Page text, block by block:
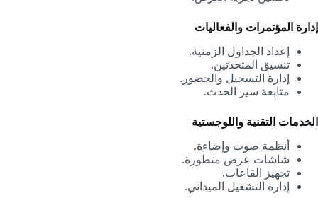
إدارة المؤتمرات والفعاليات
إعداد الجداول الزمنية.
تنسيق المتحدثين.
إدارة التسجيل والحضور.
متابعة سير الحدث.
الخدمات التقنية واللوجستية
أنظمة صوت وإضاءة.
شاشات عرض متطورة.
تجهيز القاعات.
إدارة التشغيل الميداني.